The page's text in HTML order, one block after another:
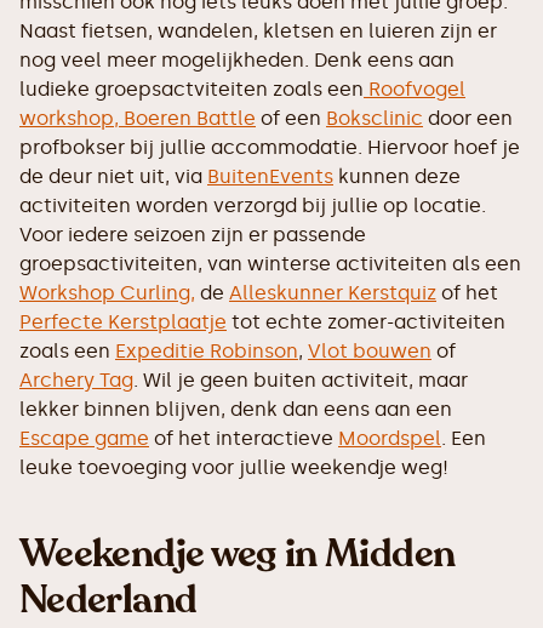
Naast fietsen, wandelen, kletsen en luieren zijn er
nog veel meer mogelijkheden. Denk eens aan
ludieke groepsactviteiten zoals een Roofvogel
workshop, Boeren Battle of een Boksclinic door een
profbokser bij jullie accommodatie. Hiervoor hoef je
de deur niet uit, via BuitenEvents kunnen deze
activiteiten worden verzorgd bij jullie op locatie.
Voor iedere seizoen zijn er passende
groepsactiviteiten, van winterse activiteiten als een
Workshop Curling, de Alleskunner Kerstquiz of het
Perfecte Kerstplaatje tot echte zomer-activiteiten
zoals een Expeditie Robinson, Vlot bouwen of
Archery Tag. Wil je geen buiten activiteit, maar
lekker binnen blijven, denk dan eens aan een
Escape game of het interactieve Moordspel. Een
leuke toevoeging voor jullie weekendje weg!
Weekendje weg in Midden
Nederland